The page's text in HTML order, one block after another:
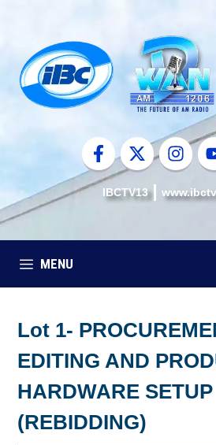
content
IBCTV13
MENU
Lot 1-
EDITING AND
HARDWARE SETUP
(REBIDDING)